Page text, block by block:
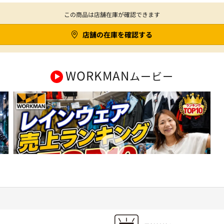
この商品は店舗在庫が確認できます
店舗の在庫を確認する
WORKMANムービー
【ワークマン】レインウェア売上ランキングTOP10！今売れているのは
コレ